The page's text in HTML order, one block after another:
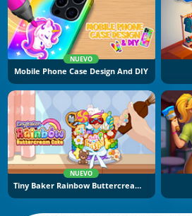
NUEVO
Mobile Phone Case Design And DIY
NUEVO
Tiny Baker Rainbow Buttercream Cake